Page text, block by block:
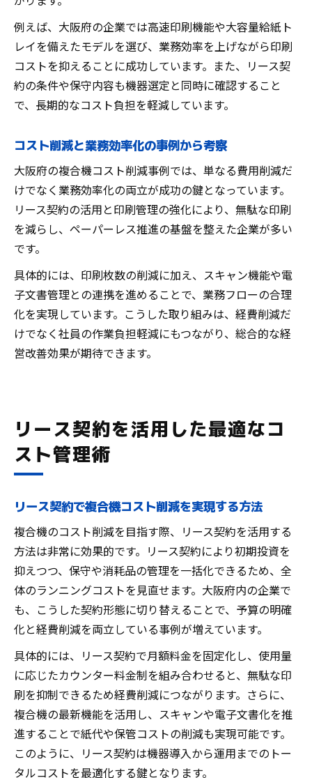
例えば、大阪府の企業では高速印刷機能や大容量給紙ト
レイを備えたモデルを選び、業務効率を上げながら印刷
コストを抑えることに成功しています。また、リース契
約の条件や保守内容も機器選定と同時に確認すること
で、長期的なコスト負担を軽減しています。
コスト削減と業務効率化の事例から考察
大阪府の複合機コスト削減事例では、単なる費用削減だ
けでなく業務効率化の両立が成功の鍵となっています。
リース契約の活用と印刷管理の強化により、無駄な印刷
を減らし、ペーパーレス推進の基盤を整えた企業が多い
です。
具体的には、印刷枚数の削減に加え、スキャン機能や電
子文書管理との連携を進めることで、業務フローの合理
化を実現しています。こうした取り組みは、経費削減だ
けでなく社員の作業負担軽減にもつながり、総合的な経
営改善効果が期待できます。
リース契約を活用した最適なコ
スト管理術
リース契約で複合機コスト削減を実現する方法
複合機のコスト削減を目指す際、リース契約を活用する
方法は非常に効果的です。リース契約により初期投資を
抑えつつ、保守や消耗品の管理を一括化できるため、全
体のランニングコストを見直せます。大阪府内の企業で
も、こうした契約形態に切り替えることで、予算の明確
化と経費削減を両立している事例が増えています。
具体的には、リース契約で月額料金を固定化し、使用量
に応じたカウンター料金制を組み合わせると、無駄な印
刷を抑制できるため経費削減につながります。さらに、
複合機の最新機能を活用し、スキャンや電子文書化を推
進することで紙代や保管コストの削減も実現可能です。
このように、リース契約は機器導入から運用までのトー
タルコストを最適化する鍵となります。